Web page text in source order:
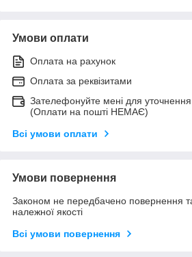
Умови оплати
Оплата на рахунок
Оплата за реквізитами
Зателефонуйте мені для
(Оплати на пошті НЕМАЄ)
Всі умови оплати
Умови повернення
Законом не передбачено повернення
належної якості
Всі умови повернення